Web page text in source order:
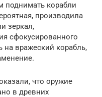
поднимать корабли
производила
зеркал,
сфокусированного
на вражеский корабль,
что оружие
в древних